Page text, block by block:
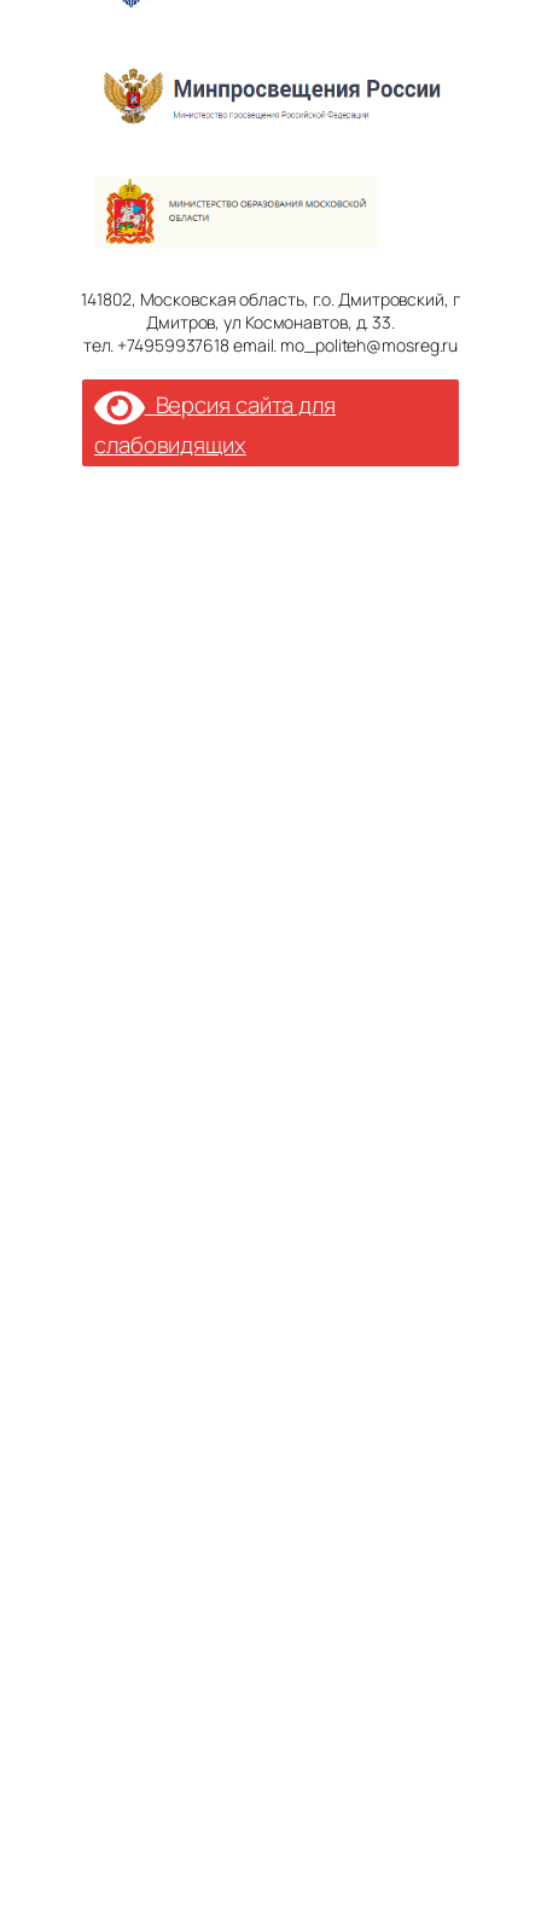
141802, Московская область, г.о. Дмитровский, г
Дмитров, ул Космонавтов, д. 33.
тел. +74959937618 email. mo_politeh@mosreg.ru
Версия сайта для
слабовидящих